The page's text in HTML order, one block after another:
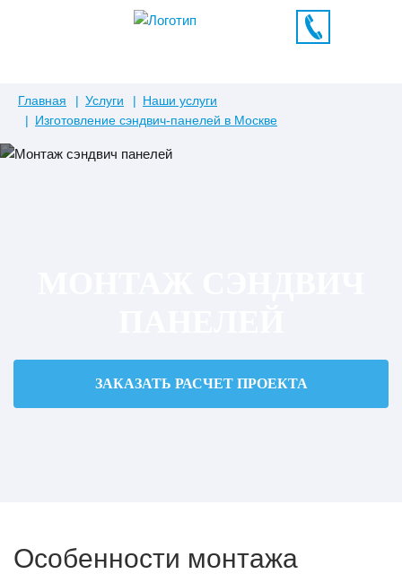
Главная Услуги
Наши услуги
Изготовление сэндвич-панелей в Москве
ЗАКАЗАТЬ РАСЧЕТ ПРОЕКТА
Особенности монтажа